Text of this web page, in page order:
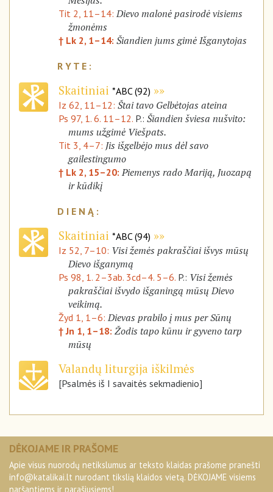
Tit 2, 11–14:Dievo malonė pasirodė visiems
žmonėms
† Lk 2, 1–14: Šiandien jums gimė Išganytojas
Skaitiniai *ABC (92)
Iz 62, 11–12: Štai tavo Gelbėtojas ateina
Ps 97, 1. 6. 11–12. P.: Šiandien šviesa nušvito:
mums užgimė Viešpats.
Tit 3, 4–7: Jis išgelbėjo mus dėl savo
gailestingumo
† Lk 2, 15–20:Piemenys rado Mariją, Juozapą
ir kūdikį
Skaitiniai *ABC (94)
Iz 52, 7–10: Visi žemės pakraščiai išvys mūsų
Dievo išganymą
Ps 98, 1. 2–3ab. 3cd–4. 5–6. P.: Visi žemės
pakraščiai išvydo išganingą mūsų Dievo
veikimą.
Žyd 1, 1–6:Dievas prabilo į mus per Sūnų
† Jn 1, 1–18: Žodis tapo kūnu ir gyveno tarp
mūsų
Valandų liturgija iškilmės
[Psalmės iš I savaitės sekmadienio]
DĖKOJAME IR PRAŠOME
Apie visus nuorodų netikslumus ar teksto klaidas prašome pranešti
info@katalikai.lt nurodant tikslią klaidos vietą. DĖKOJAME visiems
naršantiems ir parašiusiems!